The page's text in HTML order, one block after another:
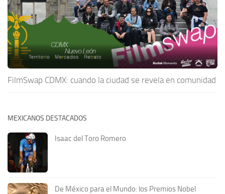
FilmSwap CDMX: cuando la ciudad se revela en comunidad
MEXICANOS DESTACADOS
Isaac del Toro Romero
De México para el Mundo: los Premios Nobel